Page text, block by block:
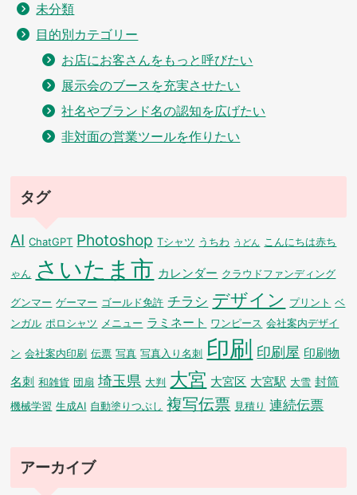
未分類
目的別カテゴリー
お店にお客さんをもっと呼びたい
展示会のブースを充実させたい
社名やブランド名の認知を広げたい
非対面の営業ツールを作りたい
タグ
AI ChatGPT Photoshop Tシャツ うちわ うどん こんにちは赤ち
ゃん さいたま市 カレンダー クラウドファンディング
グンマー ゲーマー ゴールド免許 チラシ デザイン プリント ベ
ンガル ポロシャツ メニュー ラミネート ワンピース 会社案内デザイ
ン 会社案内印刷 伝票 写真 写真入り名刺 印刷 印刷屋 印刷物
名刺 和雑貨 団扇 埼玉県 大判 大宮 大宮区 大宮駅 大雪 封筒
機械学習 生成AI 自動塗りつぶし 複写伝票 見積り 連続伝票
アーカイブ